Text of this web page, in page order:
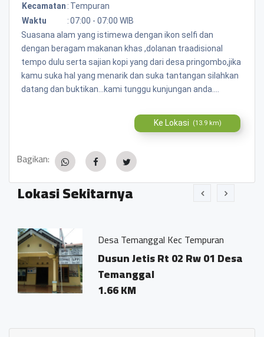
Kecamatan : Tempuran
Waktu
:07:00 - 07:00 WIB
Suasana alam yang istimewa dengan ikon selfi dan
dengan beragam makanan khas ,dolanan traadisional
tempo dulu serta sajian kopi yang dari desa pringombo,jika
kamu suka hal yang menarik dan suka tantangan silahkan
datang dan buktikan...kami tunggu kunjungan anda....
Ke Lokasi (13.9 km)
Bagikan:
Lokasi Sekitarnya
Desa Temanggal Kec Tempuran
Dusun Jetis Rt 02 Rw 01 Desa
Temanggal
1.66 KM